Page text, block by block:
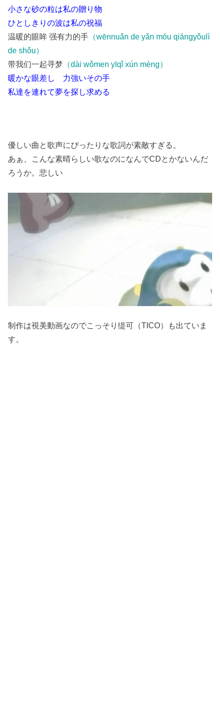
小さな砂の粒は私の贈り物
ひとしきりの波は私の祝福
温暖的眼眸 强有力的手 （wēnnuǎn de yǎn móu qiángyǒulì
de shǒu）
带我们一起寻梦 （dài wǒmen yīqǐ xún mèng）
暖かな眼差し 力強いその手
私達を連れて夢を探し求める
優しい曲と歌声にぴったりな歌詞が素敵すぎる。
あぁ、こんな素晴らしい歌なのになんでCDとかないんだ
ろうか。悲しい
制作は視美動画なのでこっそり缇可（TICO）も出ていま
す。